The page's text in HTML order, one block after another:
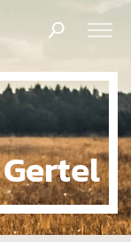
Products
search